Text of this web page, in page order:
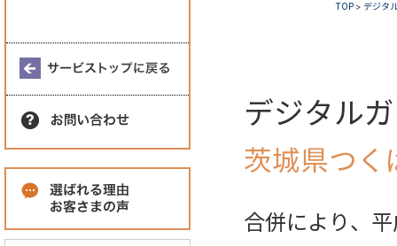
TOP > デジタ
デジタル
茨城県つく
合併により、